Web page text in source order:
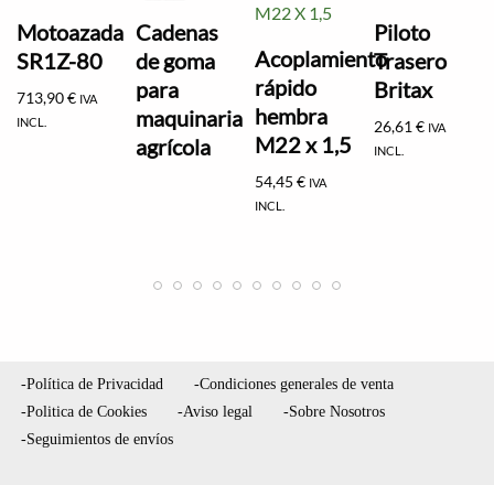
Motoazada
SR1Z-80
713,90€ IVA
INCL.
Cadenas
de goma
para
maquinaria
agrícola
Acoplamiento
rápido
hembra
M22 x 1,5
54,45€ IVA
INCL.
Piloto
Trasero
Britax
26,61€ IVA
INCL.
-Política de Privacidad
-Condiciones generales de venta
-Politica de Cookies
-Aviso legal
-Sobre Nosotros
-Seguimientos de envíos